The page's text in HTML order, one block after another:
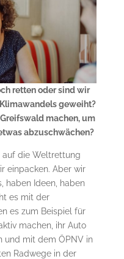
retten oder sind wir
geweiht?
machen, um
abzuschwächen?
die Weltrettung
einpacken. Aber wir
haben Ideen, haben
es mit der
es zum Beispiel für
machen, ihr Auto
und mit dem ÖPNV in
Radwege in der